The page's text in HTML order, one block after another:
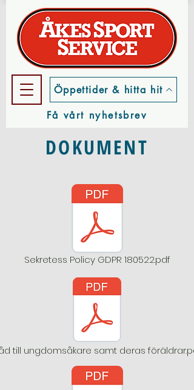
Öppettider & hitta hit
Få vårt nyhetsbrev
DOKUMENT
Sekretess Policy GDPR 180522.pdf
till ungdomsåkare samt deras